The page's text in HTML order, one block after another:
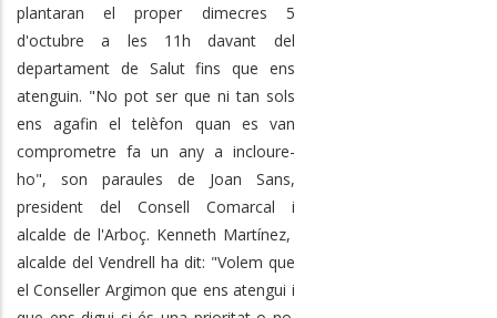
plantaran el proper dimecres 5
d'octubre a les 11h davant del
departament de Salut fins que ens
atenguin. "No pot ser que ni tan sols
ens agafin el telèfon quan es van
comprometre fa un any a incloure-
ho", son paraules de Joan Sans,
president del Consell Comarcal i
alcalde de l'Arboç. Kenneth Martínez,
alcalde del Vendrell ha dit: "Volem que
el Conseller Argimon que ens atengui i